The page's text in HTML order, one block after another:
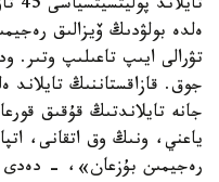
تۋرالى ايىپ تاعىلىپ وتىر.
جوق. قازاقستاننىڭ تايلاند
جانە تايلاندتىڭ قۇقىق
ياعني، ونىڭ وق اتقانى،
رەجيمىن بۇزعان»، -